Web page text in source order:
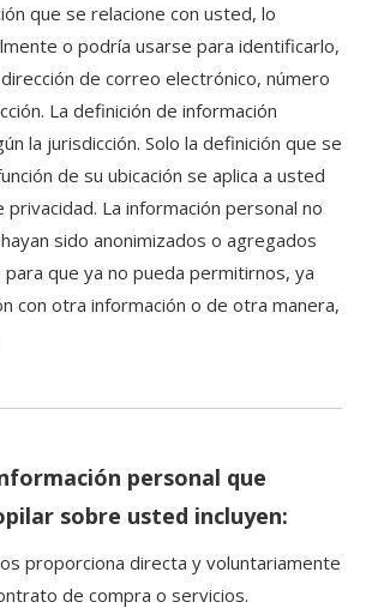
que se relacione con usted, lo
o podría usarse para identificarlo,
de correo electrónico, número
La definición de información
la jurisdicción. Solo la definición que se
de su ubicación se aplica a usted
La información personal no
sido anonimizados o agregados
que ya no pueda permitirnos, ya
con otra información o de otra manera,
personal que
sobre usted incluyen:
proporciona directa y voluntariamente
de compra o servicios.